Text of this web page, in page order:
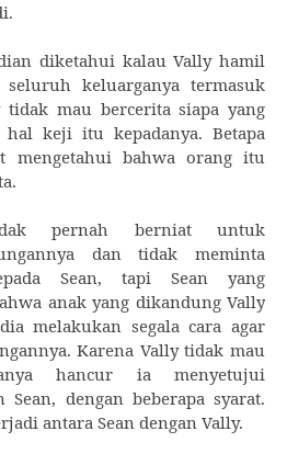
diketahui kalau Vally hamil
keluarganya termasuk
tidak mau bercerita siapa yang
keji itu kepadanya. Betapa
mengetahui bahwa orang itu
pernah berniat untuk
dan tidak meminta
Sean, tapi Sean yang
anak yang dikandung Vally
melakukan segala cara agar
Karena Vally tidak mau
hancur ia menyetujui
Sean, dengan beberapa syarat.
antara Sean dengan Vally.